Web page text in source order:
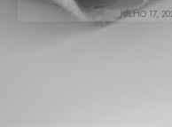
JULHO 17,